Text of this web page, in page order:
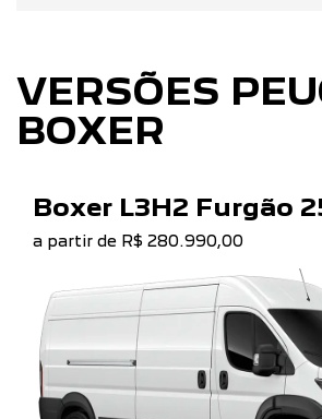
VERSÕES
BOXER
Boxer L3H2 Furgão
a partir de R$ 280.990,00